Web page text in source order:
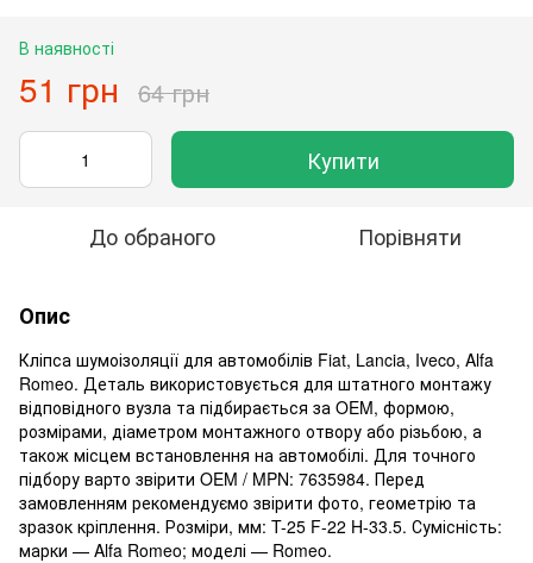
В наявності
51 грн 64 грн
Купити
До обраного Порівняти
Опис
Кліпса шумоізоляції для автомобілів Fiat, Lancia, Iveco, Alfa
Romeo. Деталь використовується для штатного монтажу
відповідного вузла та підбирається за OEM, формою,
розмірами, діаметром монтажного отвору або різьбою, а
також місцем встановлення на автомобілі. Для точного
підбору варто звірити OEM / MPN: 7635984. Перед
замовленням рекомендуємо звірити фото, геометрію та
зразок кріплення. Розміри, мм: T-25 F-22 H-33.5. Сумісність:
марки — Alfa Romeo; моделі — Romeo.